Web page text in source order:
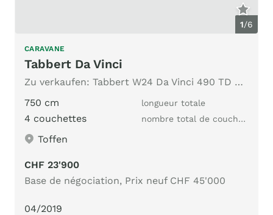
1/6
CARAVANE
Tabbert Da Vinci
Zu verkaufen: Tabbert W24 Da Vinci 490 TD Finest Edition
750 cm
longueur totale
4 couchettes nombre total de couchages
Toffen
CHF 23'900
Base de négociation, Prix neuf CHF 45'000
04/2019